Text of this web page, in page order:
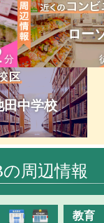
分
ロー
田中学校
周辺情報
教育